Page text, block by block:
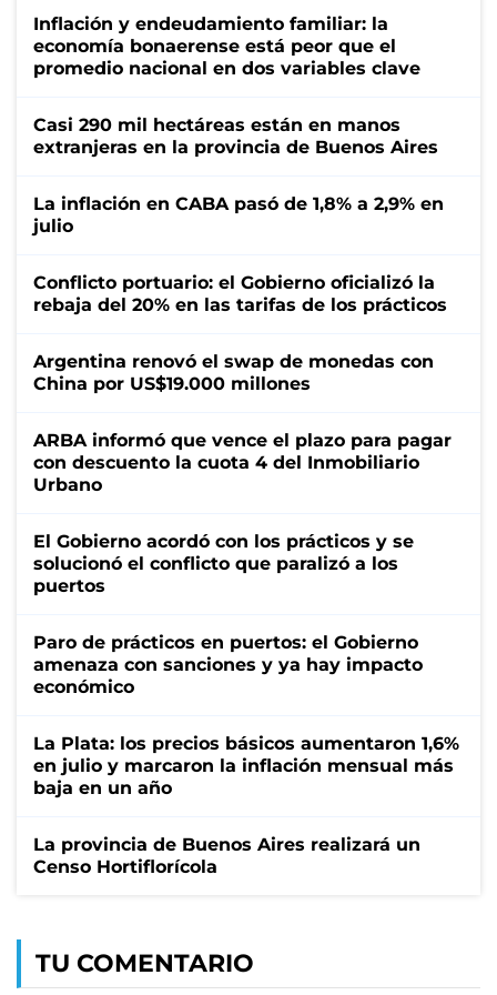
Inflación y endeudamiento familiar: la
economía bonaerense está peor que el
promedio nacional en dos variables clave
Casi 290 mil hectáreas están en manos
extranjeras en la provincia de Buenos Aires
La inflación en CABA pasó de 1,8% a 2,9% en
julio
Conflicto portuario: el Gobierno oficializó la
rebaja del 20% en las tarifas de los prácticos
Argentina renovó el swap de monedas con
China por US$19.000 millones
ARBA informó que vence el plazo para pagar
con descuento la cuota 4 del Inmobiliario
Urbano
El Gobierno acordó con los prácticos y se
solucionó el conflicto que paralizó a los
puertos
Paro de prácticos en puertos: el Gobierno
amenaza con sanciones y ya hay impacto
económico
La Plata: los precios básicos aumentaron 1,6%
en julio y marcaron la inflación mensual más
baja en un año
La provincia de Buenos Aires realizará un
Censo Hortiflorícola
TU COMENTARIO